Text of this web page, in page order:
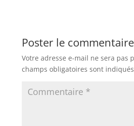
Poster le commentaire
Votre adresse e-mail ne sera pas
champs obligatoires sont